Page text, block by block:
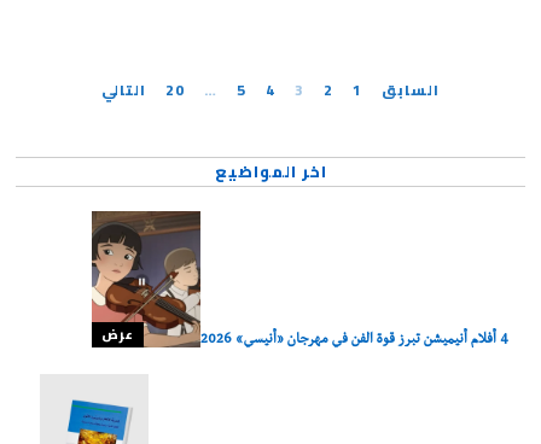
السابق 1
2
3
4
5
…
20 التالي
اخر المواضيع
عرض 4 أفلام أنيميشن تبرز قوة الفن في مهرجان «أنيسي» 2026